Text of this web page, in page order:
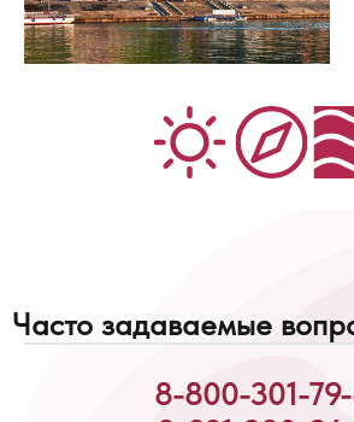
Часто задаваемые
8-800-301-